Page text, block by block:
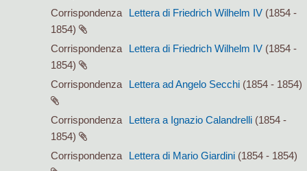
Corrispondenza
Lettera di Friedrich Wilhelm IV (1854 -
1854)
Corrispondenza
Lettera di Friedrich Wilhelm IV (1854 -
1854)
Corrispondenza
Lettera ad Angelo Secchi (1854 - 1854)
Corrispondenza Lettera a Ignazio Calandrelli (1854 -
1854)
Corrispondenza
Lettera di Mario Giardini (1854 - 1854)